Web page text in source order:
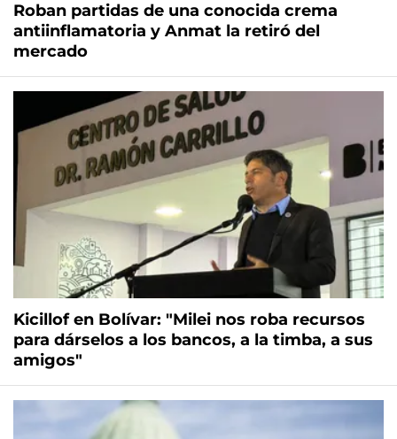
Roban partidas de una conocida crema
antiinflamatoria y Anmat la retiró del
mercado
Kicillof en Bolívar: "Milei nos roba recursos
para dárselos a los bancos, a la timba, a sus
amigos"